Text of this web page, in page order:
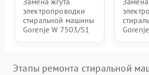
электропроводки
стиральной машины
Gorenje W 7503/S1
Этапы ремонта стиральной